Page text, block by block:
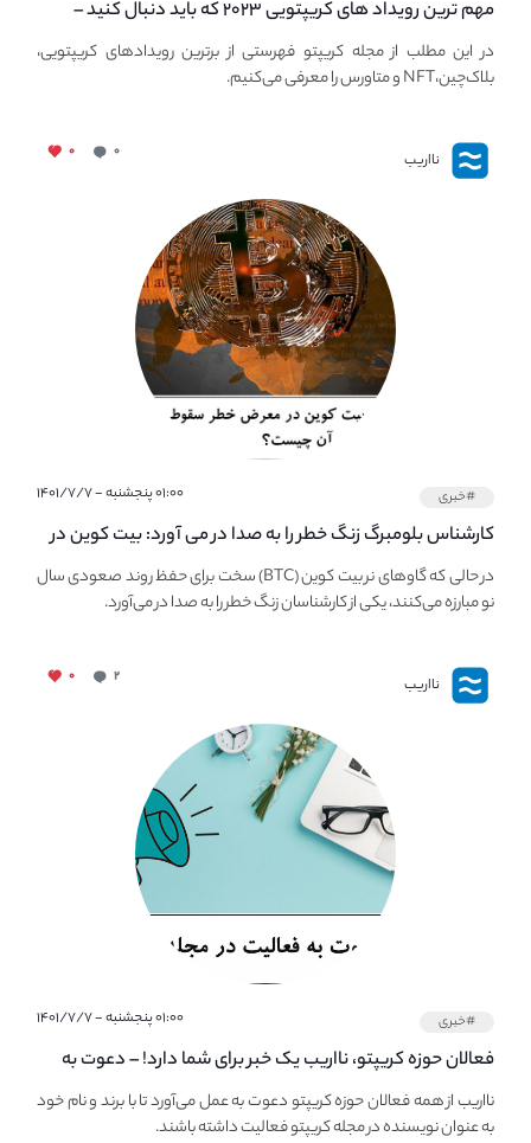
مهم ترین رویداد های کریپتویی ۲۰۲۳ که باید دنبال کنید –
معرفی بهترین رویداد های جهانی
در این مطلب از مجله کریپتو فهرستی از برترین رویدادهای کریپتویی،
بلاک‌چین،NFT و متاورس را معرفی می‌کنیم.
نااریب ۰ ۰
#خبری ۰۱:۰۰ پنجشنبه - ۱۴۰۱/۷/۷
کارشناس بلومبرگ زنگ خطر را به صدا در می آورد: بیت کوین در
معرض خطر سقوط بزرگ است - دلیل آن چیست؟در حالی که گاوهای نر بیت کوین (BTC) سخت برای حفظ روند صعودی سال
نو مبارزه می‌کنند، یکی از کارشناسان زنگ خطر را به صدا در می‌آورد.
نااریب ۲ ۰
#خبری ۰۱:۰۰ پنجشنبه - ۱۴۰۱/۷/۷
فعالان حوزه کریپتو، نااریب یک خبر برای شما دارد! – دعوت به
فعالیت در مجله کریپتو
نااریب از همه فعالان حوزه کریپتو دعوت به عمل می‌آورد تا با برند و نام خود
به عنوان نویسنده در مجله کریپتو فعالیت داشته باشند.